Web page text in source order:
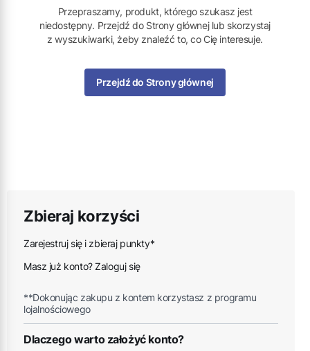
Przepraszamy, produkt, którego szukasz jest
niedostępny. Przejdź do Strony głównej lub skorzystaj
z wyszukiwarki, żeby znaleźć to, co Cię interesuje.
Przejdź do Strony głównej
Zbieraj korzyści
Zarejestruj się i zbieraj punkty*
Masz już konto? Zaloguj się
**Dokonując zakupu z kontem korzystasz z programu
lojalnościowego
Dlaczego warto założyć konto?